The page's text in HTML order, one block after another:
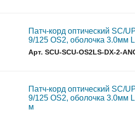
Патч-корд оптический SC/
9/125 OS2, оболочка 3.0мм
Арт. SCU-SCU-OS2LS-DX-2-
Патч-корд оптический SC/
9/125 OS2, оболочка 3.0мм
м